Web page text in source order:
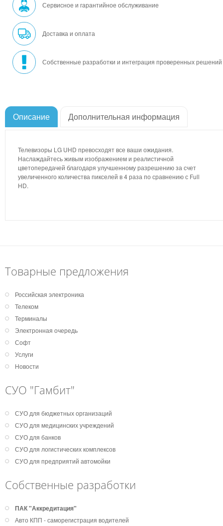
Сервисное и гарантийное обслуживание
Доставка и оплата
Собственные разработки и интеграция проверенных решений
Описание Дополнительная информация
Телевизоры LG UHD превосходят все ваши ожидания.
Наслаждайтесь живым изображением и реалистичной
цветопередачей благодаря улучшенному разрешению за счет
увеличенного количества пикселей в 4 раза по сравнению с Full
HD.
Товарные предложения
Российская электроника
Телеком
Терминалы
Электронная очередь
Софт
Услуги
Новости
СУО "Гамбит"
СУО для бюджетных организаций
СУО для медицинских учреждений
СУО для банков
СУО для логистических комплексов
СУО для предприятий автомойки
Собственные разработки
ПАК "Аккредитация"
Авто КПП - саморегистрация водителей